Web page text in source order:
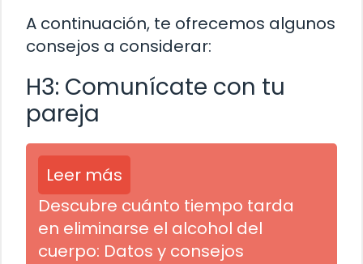
A continuación, te ofrecemos algunos
consejos a considerar:
H3: Comunícate con tu
pareja
Leer más
Descubre cuánto tiempo tarda
en eliminarse el alcohol del
cuerpo: Datos y consejos